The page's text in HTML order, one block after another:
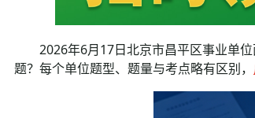
历年真题
2026年6月17日北京市昌平区事业单位
题？每个单位题型、题量与考点略有区别，